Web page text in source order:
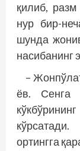
қилиб,
нур бир-
шунда
насибанинг
–
ёв. Сенга
ортингга